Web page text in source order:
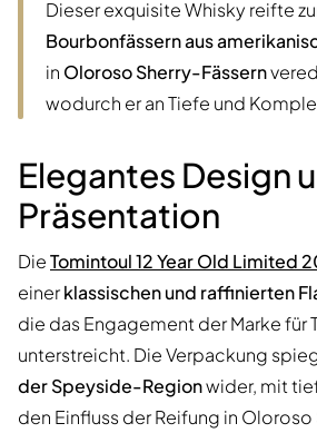
Dieser exquisite Whisky reifte
Bourbonfässern aus
in Oloroso Sherry-Fässern
wodurch er an Tiefe und
Elegantes Design
Präsentation
DieTomintoul 12 Year Old Limited
einerklassischen und raffinierten
die das Engagement der Marke für
unterstreicht. Die Verpackung
der Speyside-Regionwider, mit
den Einfluss der Reifung in Oloroso